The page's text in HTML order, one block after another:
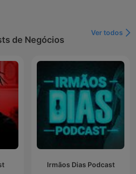
de Negócios
Ver todos
Irmãos Dias Podcast